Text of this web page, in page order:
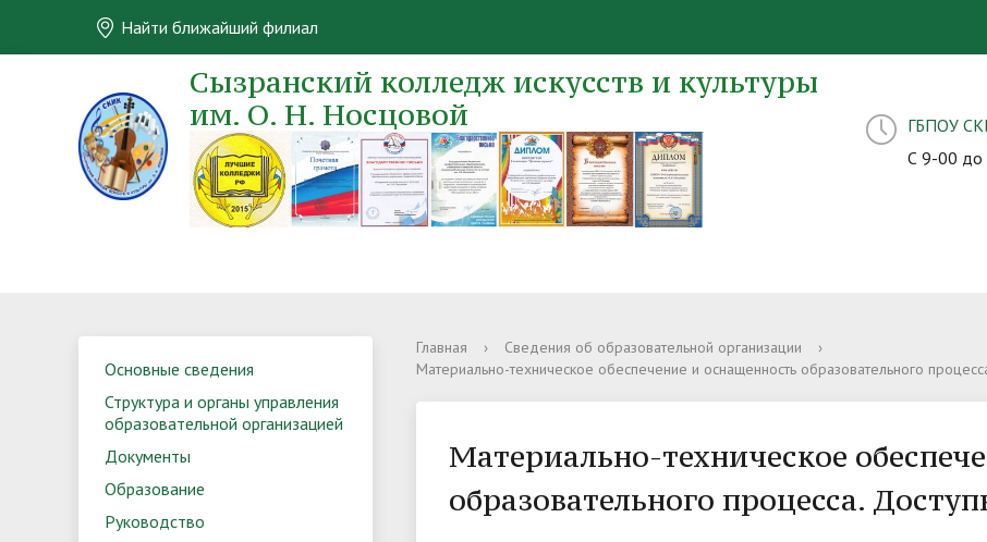
Найти ближайший филиал
Сызранский колледж искусств и культуры
им. О. Н. Носцовой
ГБПОУ
С 9-00 до
Основные сведения
Структура и органы управления
образовательной организацией
Документы
Образование
Руководство
Главная › Сведения об образовательной организации
›
Материально-техническое обеспечение и оснащенность образовательного
Материально-техническое
образовательного процесса.